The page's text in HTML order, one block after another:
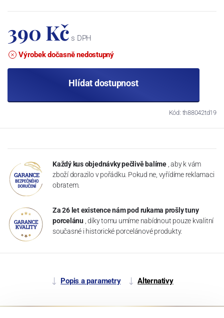
390 Kč s DPH
Výrobek dočasně nedostupný
Hlídat dostupnost
Kód: th88042td19
Každý kus objednávky pečlivě balíme , aby k vám
zboží dorazilo v pořádku. Pokud ne, vyřídíme reklamaci
obratem.
Za 26 let existence nám pod rukama prošly tuny
porcelánu , díky tomu umíme nabídnout pouze kvalitní
současné i historické porcelánové produkty.
Popis a parametry Alternativy